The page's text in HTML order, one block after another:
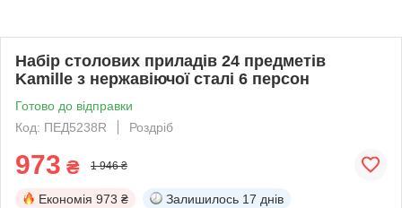
Набір столових приладів 24 предметів
Kamille з нержавіючої сталі 6 персон
Готово до відправки
Код: ПЕД5238R
Роздріб
973 ₴ 1 946 ₴
Економія 973 ₴ Залишилось 17 днів